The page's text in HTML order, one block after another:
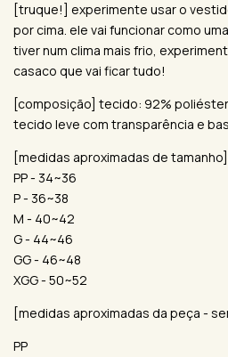
[truque!] experimente usar o
por cima. ele vai funcionar como
tiver num clima mais frio,
casaco que vai ficar tudo!
[composição] tecido: 92%
tecido leve com transparência e
[medidas aproximadas de tamanho]
PP - 34~36
P - 36~38
M - 40~42
G - 44~46
GG - 46~48
XGG - 50~52
[medidas aproximadas da peça -
PP